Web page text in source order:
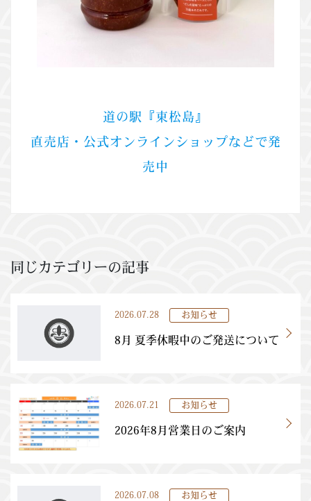
道の駅『東松島』
直売店・公式オンラインショップなどで発
売中
同じカテゴリーの記事
2026.07.28 お知らせ
8月 夏季休暇中のご発送について
2026.07.21 お知らせ
2026年8月営業日のご案内
2026.07.08 お知らせ